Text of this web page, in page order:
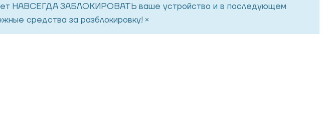
НАВСЕГДА ЗАБЛОКИРОВАТЬ ваше устройство и в последующем
средства за разблокировку! ×